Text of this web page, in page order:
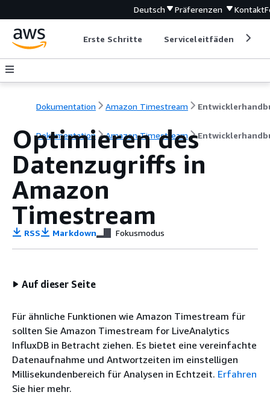
Deutsch Präferenzen Kontakt
Erste Schritte Serviceleitfäden
Dokumentation Amazon Timestream
Dokumentation Amazon Timestream
Optimieren des
Datenzugriffs in
Amazon
Timestream
RSS Markdown Fokusmodus
Auf dieser Seite
Für ähnliche Funktionen wie Amazon Timestream für
sollten Sie Amazon Timestream for LiveAnalytics
InfluxDB in Betracht ziehen. Es bietet eine vereinfachte
Datenaufnahme und Antwortzeiten im einstelligen
Millisekundenbereich für Analysen in Echtzeit. Erfahren
Sie hier mehr.